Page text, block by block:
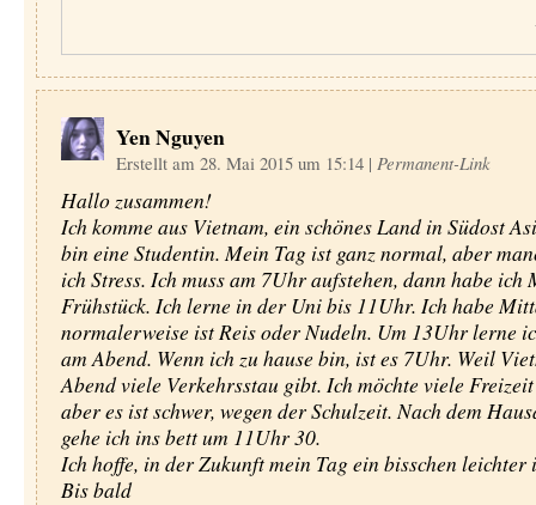
Yen Nguyen
Erstellt am 28. Mai 2015 um 15:14 | Permanent-Link
Hallo zusammen!
Ich komme aus Vietnam, ein schönes Land in Südost
bin eine Studentin. Mein Tag ist ganz normal, aber
ich Stress. Ich muss am 7Uhr aufstehen, dann habe ich
Frühstück. Ich lerne in der Uni bis 11Uhr. Ich habe
normalerweise ist Reis oder Nudeln. Um 13Uhr lerne
am Abend. Wenn ich zu hause bin, ist es 7Uhr. Weil
Abend viele Verkehrsstau gibt. Ich möchte viele
aber es ist schwer, wegen der Schulzeit. Nach dem
gehe ich ins bett um 11Uhr 30.
Ich hoffe, in der Zukunft mein Tag ein bisschen leichter
Bis bald